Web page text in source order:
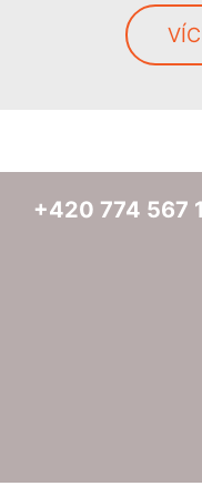
+420 774 567